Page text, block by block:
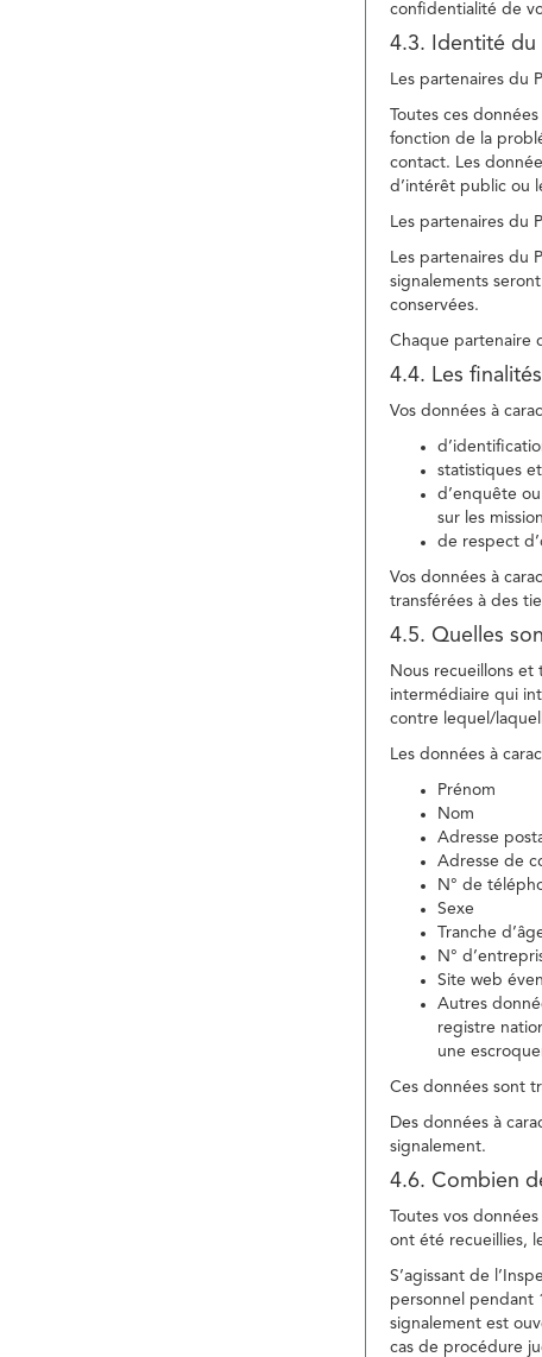
confidentialité de
4.3. Identité du
Les partenaires du
Toutes ces
fonction de la
contact. Les
d’intérêt public ou
Les partenaires du
Les partenaires du
signalements
conservées.
Chaque partenaire
4.4. Les
Vos données à
statistiques
d’enquête
sur les
de respect
Vos données à
transférées à des
4.5. Quelles
Nous recueillons et
intermédiaire qui
contre lequel/
Les données à
Prénom
Nom
Adresse
Adresse de
N° de
Sexe
Tranche
N°
Site web
Autres
registre
une
Ces données sont
Des données à
signalement.
4.6. Combien
Toutes vos
ont été recueillies,
S’agissant de
personnel pendant
signalement est
cas de procédure